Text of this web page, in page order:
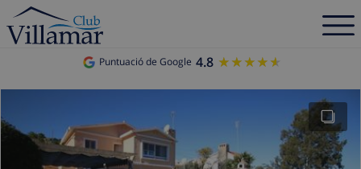
Puntuació de Google 4.8 ★★★★★
★★★★★